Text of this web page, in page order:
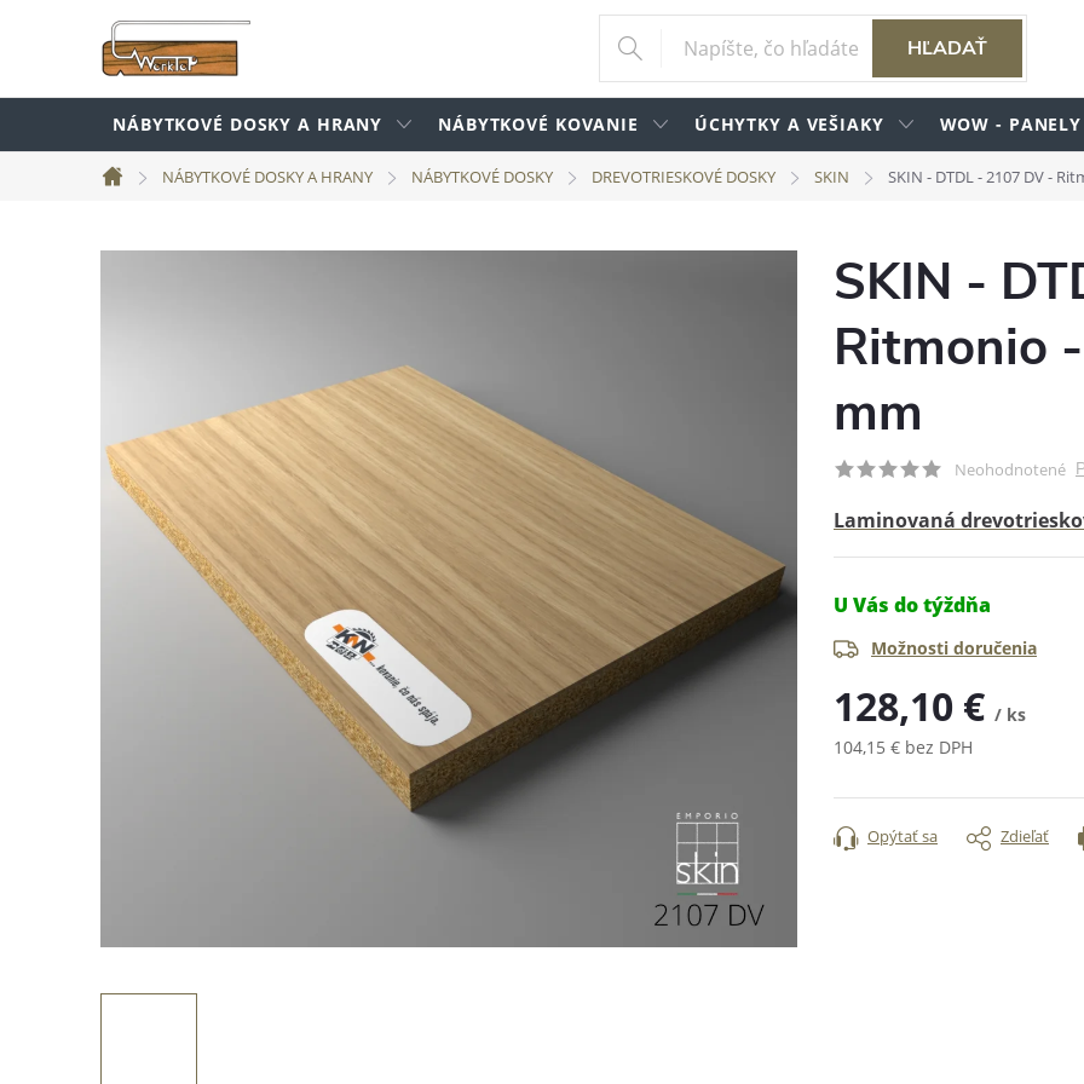
HĽADAŤ
NÁBYTKOVÉ DOSKY A HRANY NÁBYTKOVÉ KOVANIE ÚCHYTKY A VEŠIAKY WOW -
Domov
NÁBYTKOVÉ DOSKY A HRANY NÁBYTKOVÉ DOSKY DREVOTRIESKOVÉ DOSKY SKIN SKIN - DTDL - 2107 DV -
SKIN -
Ritmonio
mm
Neohodnotené
Laminovaná
U Vás do týždňa
Možnosti doručenia
128,10 € / ks
104,15 € bez DPH
cena:
Opýtať sa Zdieľať